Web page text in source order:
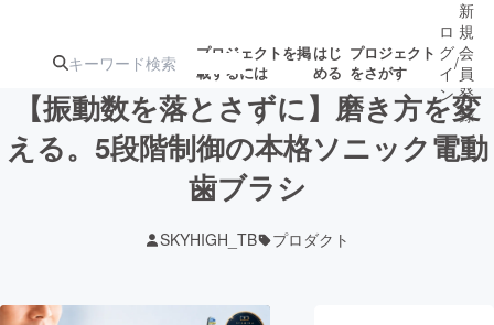
プロジェクトを掲
載するには
はじ
める
プロジェクト
をさがす
注目の新着プロ募集終了が近いプ
ロ
グ
イ
ン
/
新
規
会
員
登
録
【振動数を落とさずに】磨き方を変
える。5段階制御の本格ソニック電動
歯ブラシ
SKYHIGH_TB プロダクト